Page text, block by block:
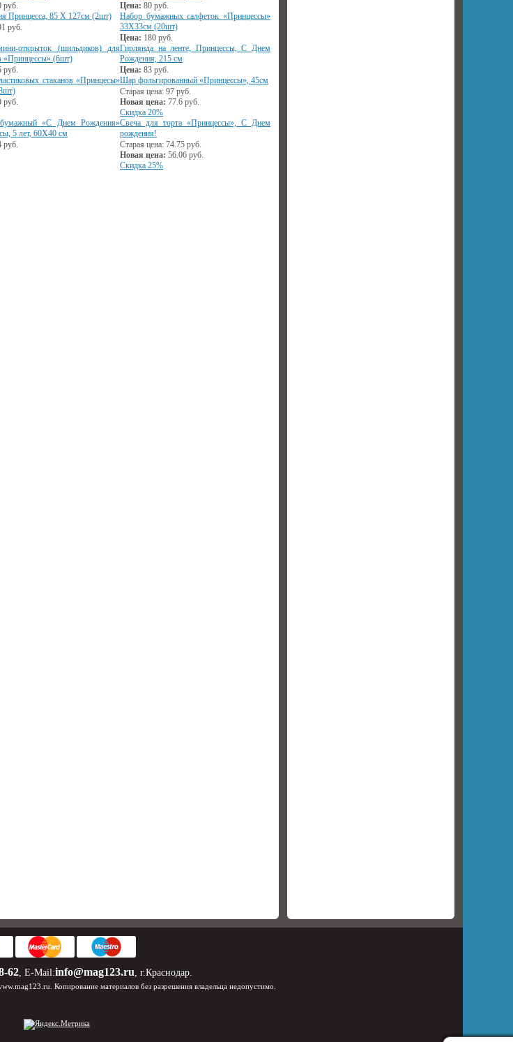
руб.
Цена: 80 руб.
Принцесса, 85 Х 127см (2шт)
руб.
Набор бумажных салфеток «Принцессы»
33Х33см (20шт)
Цена: 180 руб.
открыток (шильдиков) для
«Принцессы» (6шт)
руб.
Гирлянда на ленте, Принцессы, С Днем
Рождения, 215 см
Цена: 83 руб.
стаканов «Принцесы»
руб.
Шар фольгированный «Принцессы», 45см
Старая цена: 97 руб.
Новая цена: 77.6 руб.
Скидка 20%
«С Днем Рождения»
5 лет, 60Х40 см
руб.
Свеча для торта «Принцессы», С Днем
рождения!
Старая цена: 74.75 руб.
Новая цена: 56.06 руб.
Скидка 25%
62, E-Mail:info@mag123.ru, г.Краснодар.
Копирование материалов без разрешения владельца недопустимо.